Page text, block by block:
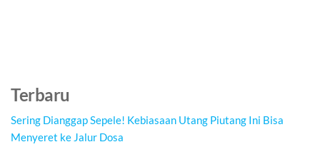
Terbaru
Sering Dianggap Sepele! Kebiasaan Utang Piutang Ini Bisa
Menyeret ke Jalur Dosa